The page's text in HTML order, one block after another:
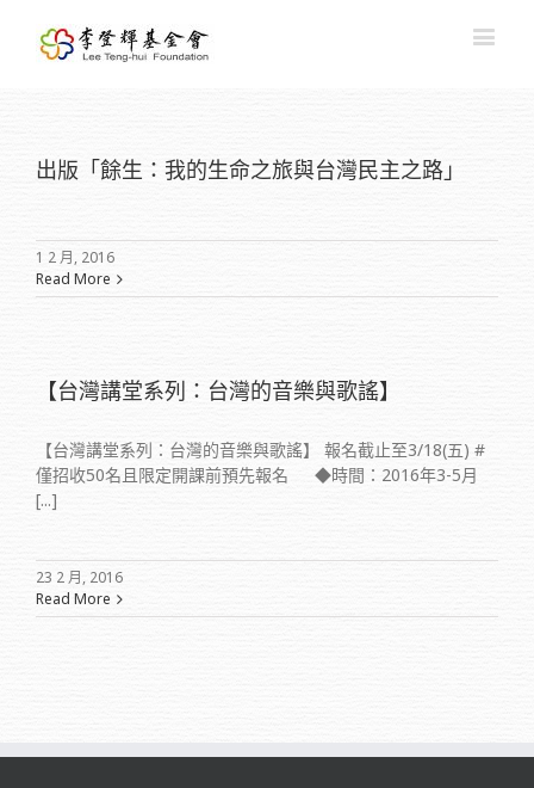
出版「餘生：我的生命之旅與台灣民主之路」
1 2 月, 2016
Read More
【台灣講堂系列：台灣的音樂與歌謠】
【台灣講堂系列：台灣的音樂與歌謠】 報名截止至3/18(五) ‪#‎
僅招收50名且限定開課前預先報名‬ ◆時間：2016年3-5月
[...]
23 2 月, 2016
Read More